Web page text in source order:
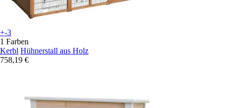
+-3
1 Farben
Kerbl Hühnerstall aus Holz
758,19 €